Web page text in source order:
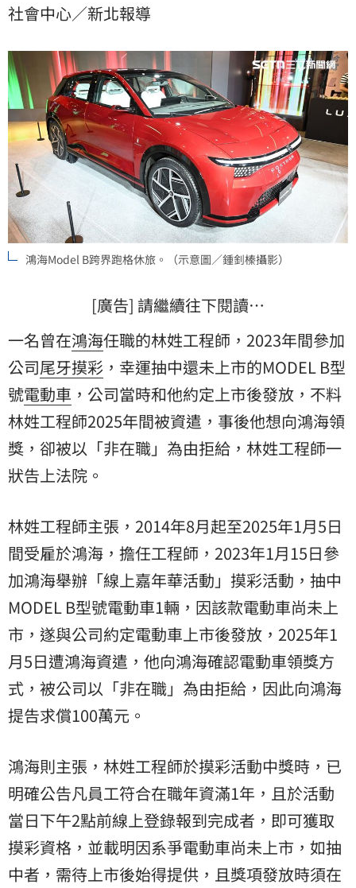
社會中心／新北報導
鴻海Model B跨界跑格休旅。（示意圖／鍾釗榛攝影）
[廣告] 請繼續往下閱讀…
一名曾在鴻海任職的林姓工程師，2023年間參加
公司尾牙摸彩 ，幸運抽中還未上市的MODEL B型
號電動車 ，公司當時和他約定上市後發放，不料
林姓工程師2025年間被資遣，事後他想向鴻海領
獎，卻被以「非在職」為由拒給，林姓工程師一
狀告上法院。
林姓工程師主張，2014年8月起至2025年1月5日
間受雇於鴻海，擔任工程師，2023年1月15日參
加鴻海舉辦「線上嘉年華活動」摸彩活動，抽中
MODEL B型號電動車1輛，因該款電動車尚未上
市，遂與公司約定電動車上市後發放，2025年1
月5日遭鴻海資遣，他向鴻海確認電動車領獎方
式，被公司以「非在職」為由拒給，因此向鴻海
提告求償100萬元。
鴻海則主張，林姓工程師於摸彩活動中獎時，已
明確公告凡員工符合在職年資滿1年，且於活動
當日下午2點前線上登錄報到完成者，即可獲取
摸彩資格，並載明因系爭電動車尚未上市，如抽
中者，需待上市後始得提供，且獎項發放時須在